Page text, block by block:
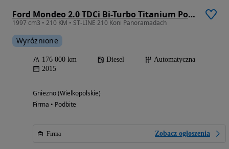
Ford Mondeo 2.0 TDCi Bi-Turbo Titanium PowerShift
1997 cm3 • 210 KM • ST-LINE 210 Koni Panoramadach
Wyróżnione
176 000 km Diesel
Automatyczna
2015
Gniezno (Wielkopolskie)
Firma • Podbite
Firma Zobacz ogłoszenia